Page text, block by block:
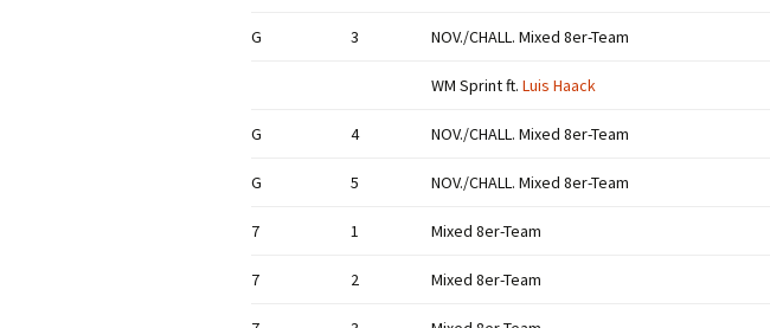
G 3 NOV./CHALL. Mixed 8er-Team
WM Sprint ft. Luis Haack
G 4 NOV./CHALL. Mixed 8er-Team
G 5 NOV./CHALL. Mixed 8er-Team
7 1 Mixed 8er-Team
7 2 Mixed 8er-Team